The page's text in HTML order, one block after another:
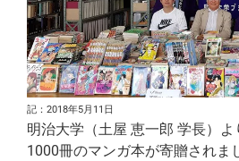
記：2018年5月11日
明治大学（土屋 恵一郎 学長）
1000冊のマンガ本が寄贈されま